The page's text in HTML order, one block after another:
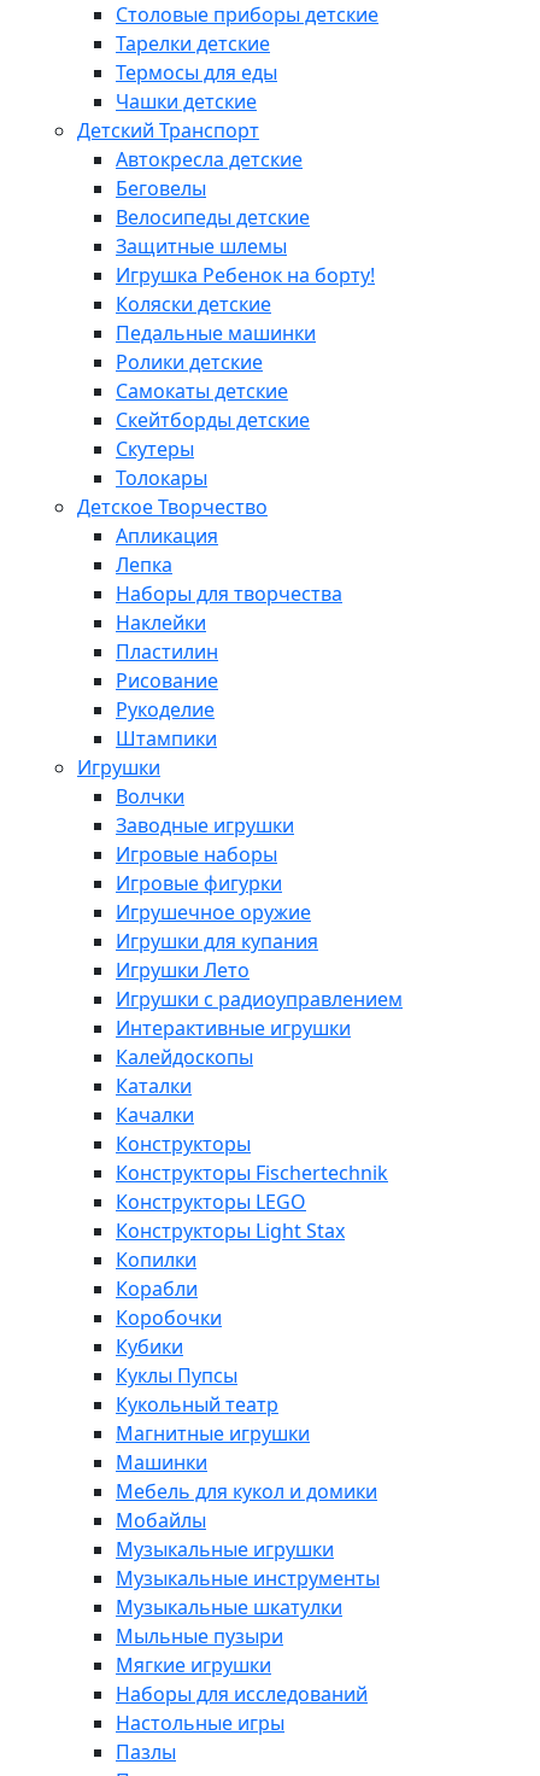
Столовые приборы детские
Тарелки детские
Термосы для еды
Чашки детские
Детский Транспорт
Автокресла детские
Беговелы
Велосипеды детские
Защитные шлемы
Игрушка Ребенок на борту!
Коляски детские
Педальные машинки
Ролики детские
Самокаты детские
Скейтборды детские
Скутеры
Толокары
Детское Творчество
Апликация
Лепка
Наборы для творчества
Наклейки
Пластилин
Рисование
Рукоделие
Штампики
Игрушки
Волчки
Заводные игрушки
Игровые наборы
Игровые фигурки
Игрушечное оружие
Игрушки для купания
Игрушки Лето
Игрушки с радиоуправлением
Интерактивные игрушки
Калейдоскопы
Каталки
Качалки
Конструкторы
Конструкторы Fisсhertechnik
Конструкторы LEGO
Конструкторы Light Stax
Копилки
Корабли
Коробочки
Кубики
Куклы Пупсы
Кукольный театр
Магнитные игрушки
Машинки
Мебель для кукол и домики
Мобайлы
Музыкальные игрушки
Музыкальные инструменты
Музыкальные шкатулки
Мыльные пузыри
Мягкие игрушки
Наборы для исследований
Настольные игры
Пазлы